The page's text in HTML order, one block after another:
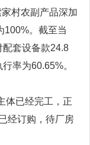
村农副产品深加
100%。截至当
套设备款24.8
率为60.65%。
体已经完工，正
经订购，待厂房